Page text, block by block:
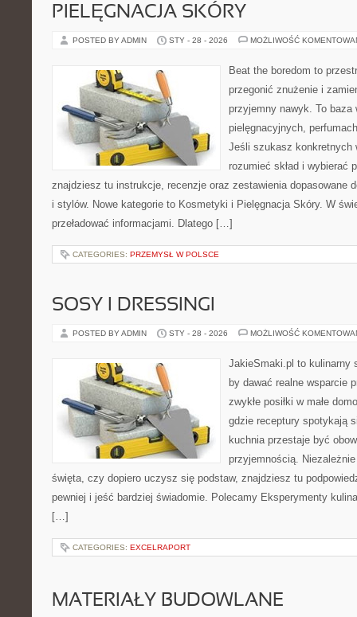
PIELĘGNACJA SKÓRY
POSTED BY ADMIN STY - 28 - 2026 MOŻLIWOŚĆ
Beat the boredom to
przegonić znużenie i
przyjemny nawyk. To baza
pielęgnacyjnych,
Jeśli szukasz konkretnych
rozumieć skład i wybierać
znajdziesz tu instrukcje, recenzje oraz zestawienia dopasowane
i stylów. Nowe kategorie to Kosmetyki i Pielęgnacja Skóry. W
przeładować informacjami. Dlatego […]
CATEGORIES: PRZEMYSŁ W POLSCE
SOSY I DRESSINGI
POSTED BY ADMIN STY - 28 - 2026 MOŻLIWOŚĆ
JakieSmaki.pl to kulinarny
by dawać realne wsparcie
zwykłe posiłki w małe
gdzie receptury spotykają
kuchnia przestaje być
przyjemnością.
święta, czy dopiero uczysz się podstaw, znajdziesz tu
pewniej i jeść bardziej świadomie. Polecamy Eksperymenty
[…]
CATEGORIES: EXCELRAPORT
MATERIAŁY BUDOWLANE